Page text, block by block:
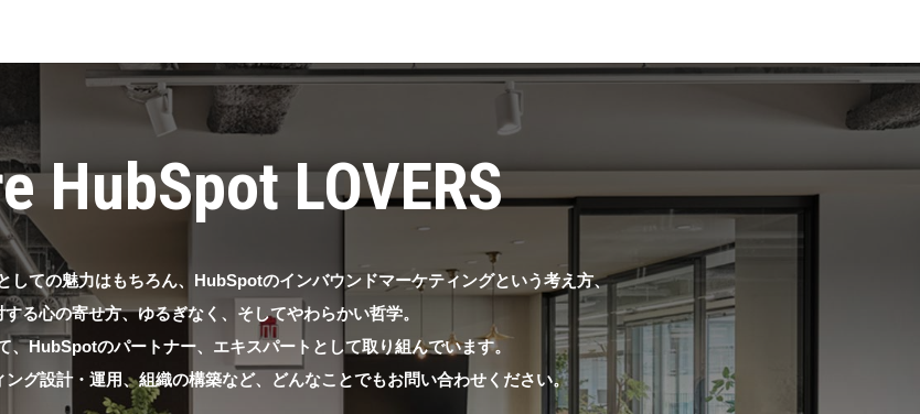
HubSpot LOVERS
しての魅力はもちろん、 HubSpotのインバウンドマーケティングという考え方、
る心の寄せ方、ゆるぎなく、そしてやわらかい哲学。
、HubSpotのパートナー、 エキスパートとして取り組んでいます。
グ設計・運用、組織の構築など、どんなことでもお問い合わせください。